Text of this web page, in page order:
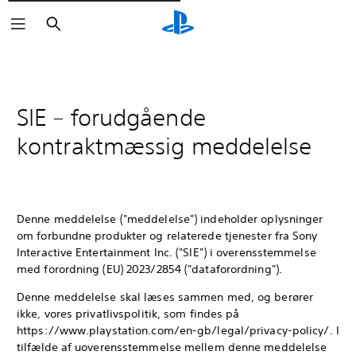
Søg
SIE – forudgående
kontraktmæssig meddelelse
Denne meddelelse ("meddelelse") indeholder oplysninger
om forbundne produkter og relaterede tjenester fra Sony
Interactive Entertainment Inc. ("SIE") i overensstemmelse
med forordning (EU) 2023/2854 ("dataforordning").
Denne meddelelse skal læses sammen med, og berører
ikke, vores privatlivspolitik, som findes på
https://www.playstation.com/en-gb/legal/privacy-policy/. I
tilfælde af uoverensstemmelse mellem denne meddelelse